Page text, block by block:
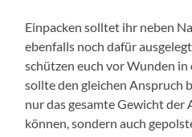
Einpacken solltet ihr neben
ebenfalls noch dafür
schützen euch vor Wunden in
sollte den gleichen Anspruch
nur das gesamte Gewicht der
können, sondern auch